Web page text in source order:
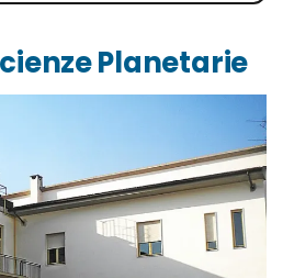
Planetarie